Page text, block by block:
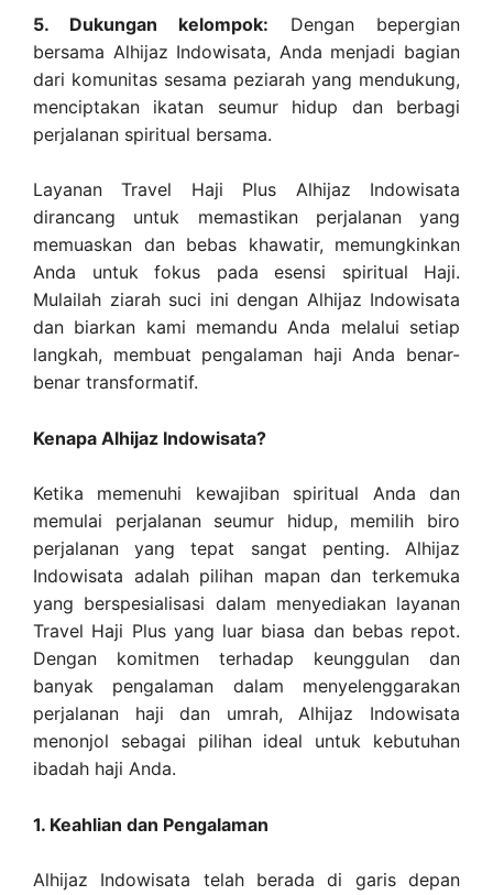
5. Dukungan kelompok: Dengan bepergian
bersama Alhijaz Indowisata, Anda menjadi bagian
dari komunitas sesama peziarah yang mendukung,
menciptakan ikatan seumur hidup dan berbagi
perjalanan spiritual bersama.
Layanan Travel Haji Plus Alhijaz Indowisata
dirancang untuk memastikan perjalanan yang
memuaskan dan bebas khawatir, memungkinkan
Anda untuk fokus pada esensi spiritual Haji.
Mulailah ziarah suci ini dengan Alhijaz Indowisata
dan biarkan kami memandu Anda melalui setiap
langkah, membuat pengalaman haji Anda benar-
benar transformatif.
Kenapa Alhijaz Indowisata?
Ketika memenuhi kewajiban spiritual Anda dan
memulai perjalanan seumur hidup, memilih biro
perjalanan yang tepat sangat penting. Alhijaz
Indowisata adalah pilihan mapan dan terkemuka
yang berspesialisasi dalam menyediakan layanan
Travel Haji Plus yang luar biasa dan bebas repot.
Dengan komitmen terhadap keunggulan dan
banyak pengalaman dalam menyelenggarakan
perjalanan haji dan umrah, Alhijaz Indowisata
menonjol sebagai pilihan ideal untuk kebutuhan
ibadah haji Anda.
1. Keahlian dan Pengalaman
Alhijaz Indowisata telah berada di garis depan